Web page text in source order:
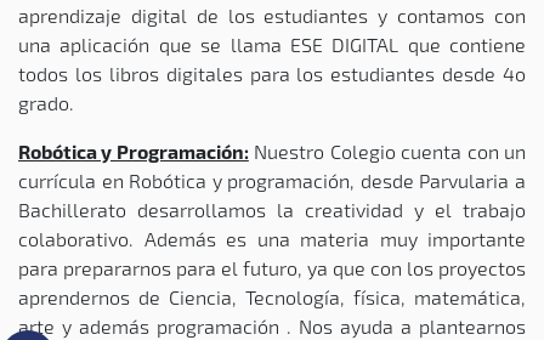
aprendizaje digital de los estudiantes y contamos con
una aplicación que se llama ESE DIGITAL que contiene
todos los libros digitales para los estudiantes desde 4o
grado.
Robótica y Programación: Nuestro Colegio cuenta con un
currícula en Robótica y programación, desde Parvularia a
Bachillerato desarrollamos la creatividad y el trabajo
colaborativo. Además es una materia muy importante
para prepararnos para el futuro, ya que con los proyectos
aprendernos de Ciencia, Tecnología, física, matemática,
arte y además programación . Nos ayuda a plantearnos